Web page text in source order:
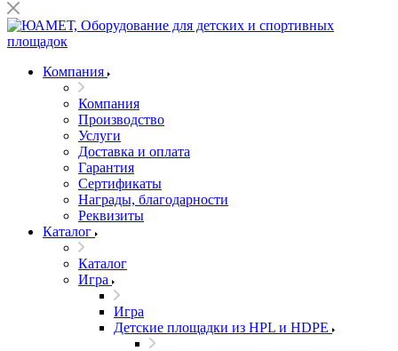
Компания
Компания
Производство
Услуги
Доставка и оплата
Гарантия
Сертификаты
Награды, благодарности
Реквизиты
Каталог
Каталог
Игра
Игра
Детские площадки из HPL и HDPE